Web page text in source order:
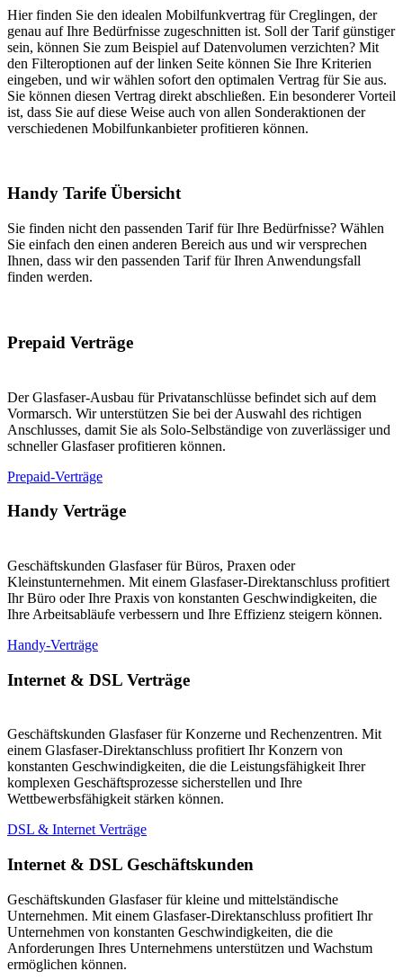
Hier finden Sie den idealen Mobilfunkvertrag für Creglingen, der
genau auf Ihre Bedürfnisse zugeschnitten ist. Soll der Tarif günstiger
sein, können Sie zum Beispiel auf Datenvolumen verzichten? Mit
den Filteroptionen auf der linken Seite können Sie Ihre Kriterien
eingeben, und wir wählen sofort den optimalen Vertrag für Sie aus.
Sie können diesen Vertrag direkt abschließen. Ein besonderer Vorteil
ist, dass Sie auf diese Weise auch von allen Sonderaktionen der
verschiedenen Mobilfunkanbieter profitieren können.
Handy Tarife Übersicht
Sie finden nicht den passenden Tarif für Ihre Bedürfnisse? Wählen
Sie einfach den einen anderen Bereich aus und wir versprechen
Ihnen, dass wir den passenden Tarif für Ihren Anwendungsfall
finden werden.
Prepaid Verträge
Der Glasfaser-Ausbau für Privatanschlüsse befindet sich auf dem
Vormarsch. Wir unterstützen Sie bei der Auswahl des richtigen
Anschlusses, damit Sie als Solo-Selbständige von zuverlässiger und
schneller Glasfaser profitieren können.
Prepaid-Verträge
Handy Verträge
Geschäftskunden Glasfaser für Büros, Praxen oder
Kleinstunternehmen. Mit einem Glasfaser-Direktanschluss profitiert
Ihr Büro oder Ihre Praxis von konstanten Geschwindigkeiten, die
Ihre Arbeitsabläufe verbessern und Ihre Effizienz steigern können.
Handy-Verträge
Internet & DSL Verträge
Geschäftskunden Glasfaser für Konzerne und Rechenzentren. Mit
einem Glasfaser-Direktanschluss profitiert Ihr Konzern von
konstanten Geschwindigkeiten, die die Leistungsfähigkeit Ihrer
komplexen Geschäftsprozesse sicherstellen und Ihre
Wettbewerbsfähigkeit stärken können.
DSL & Internet Verträge
Internet & DSL Geschäftskunden
Geschäftskunden Glasfaser für kleine und mittelständische
Unternehmen. Mit einem Glasfaser-Direktanschluss profitiert Ihr
Unternehmen von konstanten Geschwindigkeiten, die die
Anforderungen Ihres Unternehmens unterstützen und Wachstum
ermöglichen können.